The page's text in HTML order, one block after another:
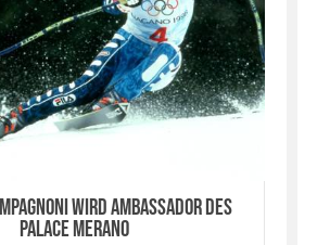
wird Ambassador des
Palace Merano